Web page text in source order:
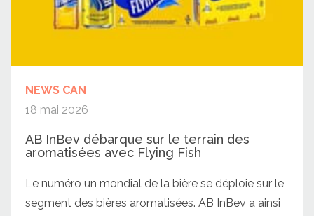
NEWS CAN
18 mai 2026
AB InBev débarque sur le terrain des
aromatisées avec Flying Fish
Le numéro un mondial de la bière se déploie sur le
segment des bières aromatisées. AB InBev a ainsi